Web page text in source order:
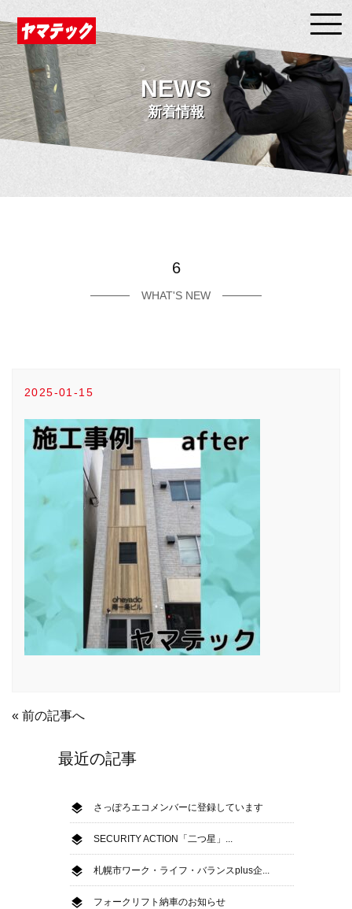
NEWS
新着情報
6
WHAT'S NEW
2025-01-15
« 前の記事へ
最近の記事
さっぽろエコメンバーに登録しています
SECURITY ACTION「二つ星」...
札幌市ワーク・ライフ・バランスplus企...
フォークリフト納車のお知らせ